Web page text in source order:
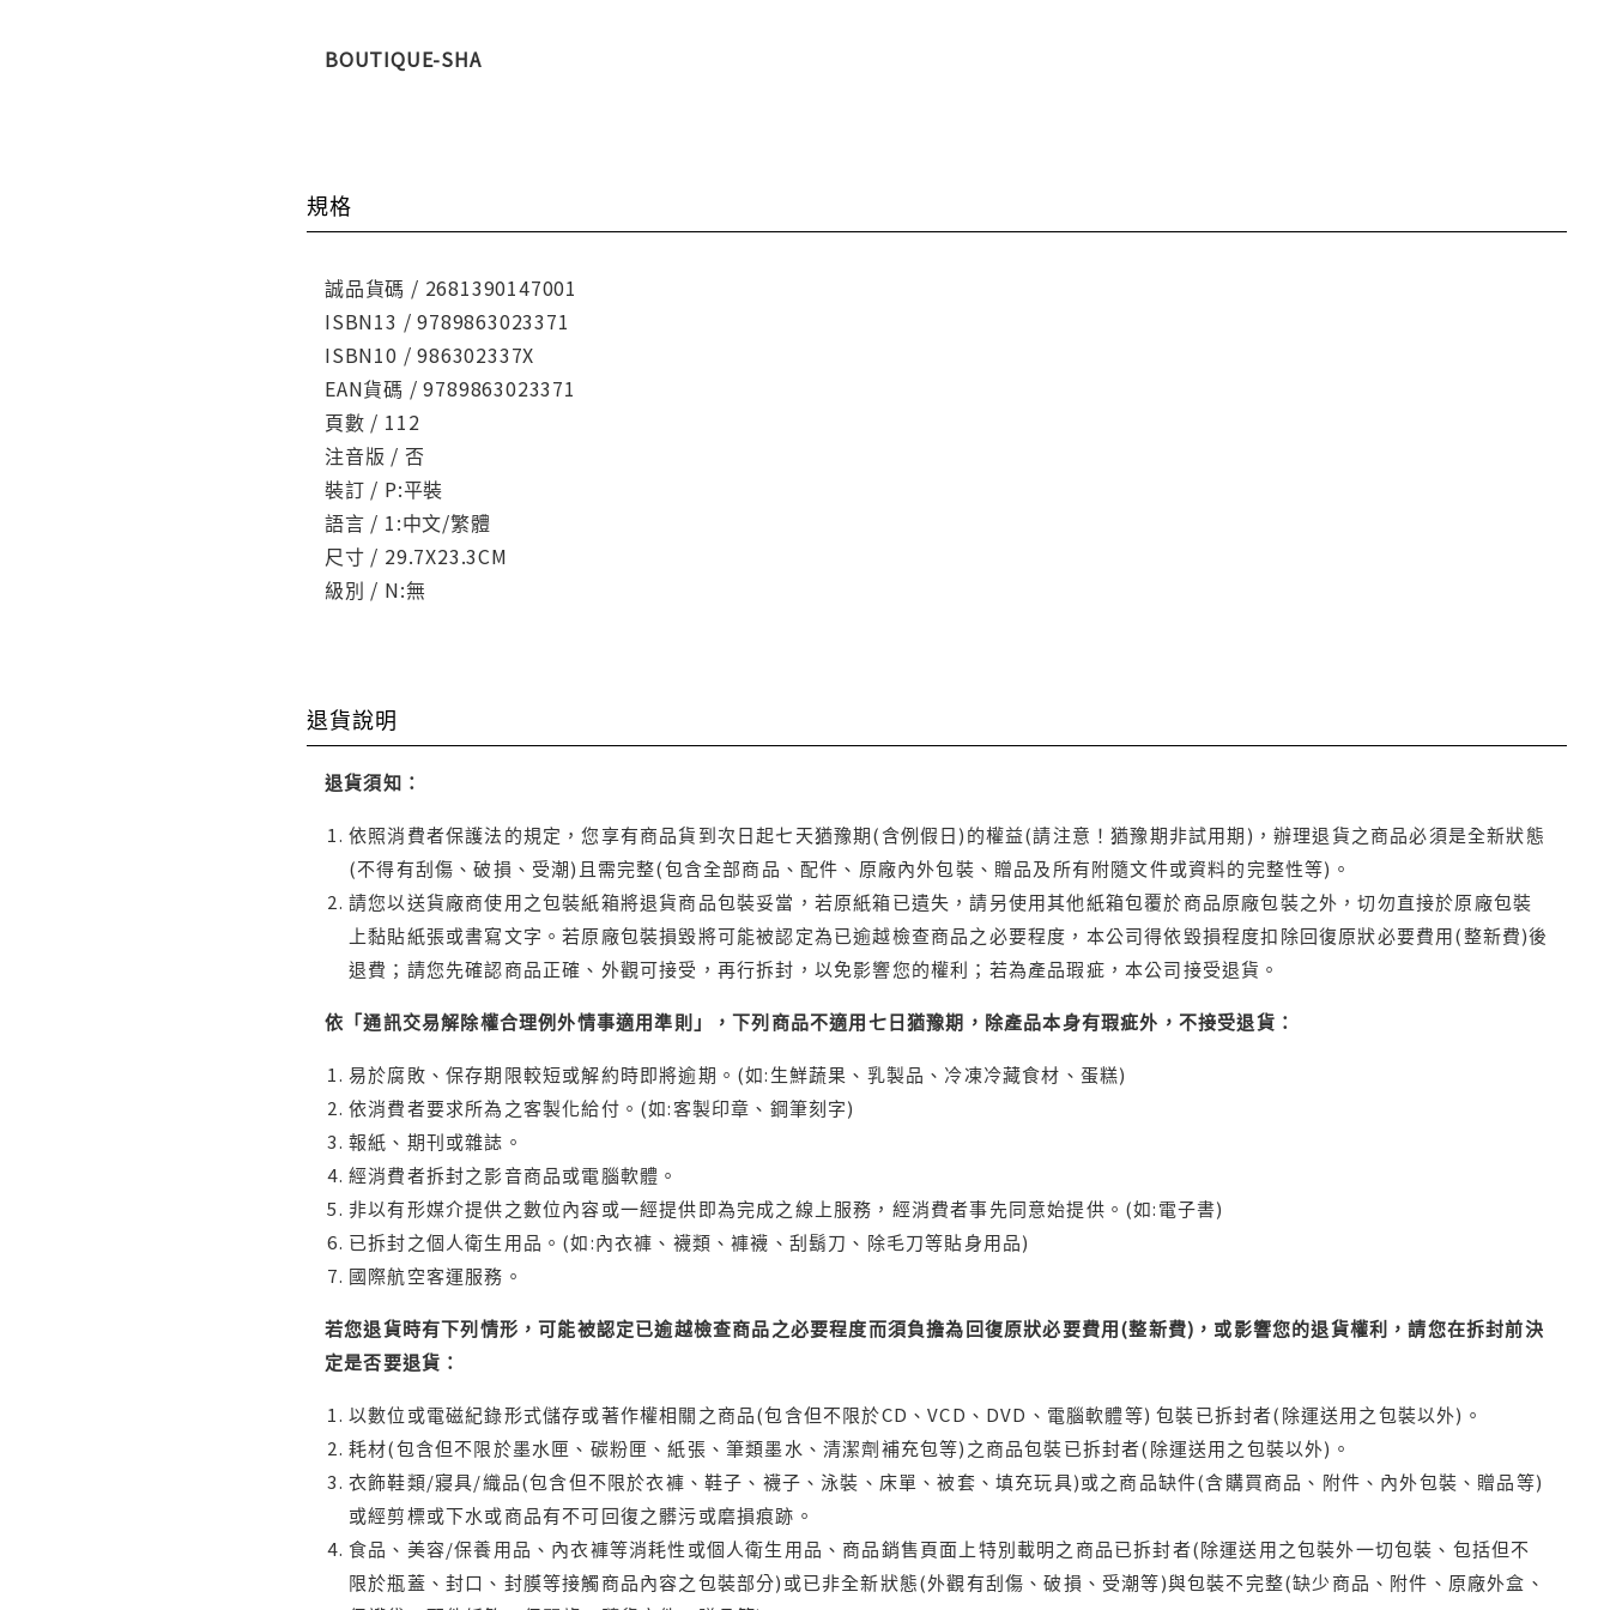
BOUTIQUE-SHA
規格
誠品貨碼 / 2681390147001
ISBN13 / 9789863023371
ISBN10 / 986302337X
EAN貨碼 / 9789863023371
頁數 / 112
注音版 / 否
裝訂 / P:平裝
語言 / 1:中文/繁體
尺寸 / 29.7X23.3CM
級別 / N:無
退貨說明
退貨須知：
依照消費者保護法的規定，您享有商品貨到次日起七天猶豫期(含例假日)的權益(請注意！猶豫期非試用期)，辦理退貨之商品必須是全新狀態
(不得有刮傷、破損、受潮)且需完整(包含全部商品、配件、原廠內外包裝、贈品及所有附隨文件或資料的完整性等)。
請您以送貨廠商使用之包裝紙箱將退貨商品包裝妥當，若原紙箱已遺失，請另使用其他紙箱包覆於商品原廠包裝之外，切勿直接於原廠包裝
上黏貼紙張或書寫文字。若原廠包裝損毀將可能被認定為已逾越檢查商品之必要程度，本公司得依毀損程度扣除回復原狀必要費用(整新費)後
退費；請您先確認商品正確、外觀可接受，再行拆封，以免影響您的權利；若為產品瑕疵，本公司接受退貨。
依「通訊交易解除權合理例外情事適用準則」，下列商品不適用七日猶豫期，除產品本身有瑕疵外，不接受退貨：
易於腐敗、保存期限較短或解約時即將逾期。(如:生鮮蔬果、乳製品、冷凍冷藏食材、蛋糕)
依消費者要求所為之客製化給付。(如:客製印章、鋼筆刻字)
報紙、期刊或雜誌。
經消費者拆封之影音商品或電腦軟體。
非以有形媒介提供之數位內容或一經提供即為完成之線上服務，經消費者事先同意始提供。(如:電子書)
已拆封之個人衛生用品。(如:內衣褲、襪類、褲襪、刮鬍刀、除毛刀等貼身用品)
國際航空客運服務。
若您退貨時有下列情形，可能被認定已逾越檢查商品之必要程度而須負擔為回復原狀必要費用(整新費)，或影響您的退貨權利，請您在拆封前決
定是否要退貨：
以數位或電磁紀錄形式儲存或著作權相關之商品(包含但不限於CD、VCD、DVD、電腦軟體等) 包裝已拆封者(除運送用之包裝以外)。
耗材(包含但不限於墨水匣、碳粉匣、紙張、筆類墨水、清潔劑補充包等)之商品包裝已拆封者(除運送用之包裝以外)。
衣飾鞋類/寢具/織品(包含但不限於衣褲、鞋子、襪子、泳裝、床單、被套、填充玩具)或之商品缺件(含購買商品、附件、內外包裝、贈品等)
或經剪標或下水或商品有不可回復之髒污或磨損痕跡。
食品、美容/保養用品、內衣褲等消耗性或個人衛生用品、商品銷售頁面上特別載明之商品已拆封者(除運送用之包裝外一切包裝、包括但不
限於瓶蓋、封口、封膜等接觸商品內容之包裝部分)或已非全新狀態(外觀有刮傷、破損、受潮等)與包裝不完整(缺少商品、附件、原廠外盒、